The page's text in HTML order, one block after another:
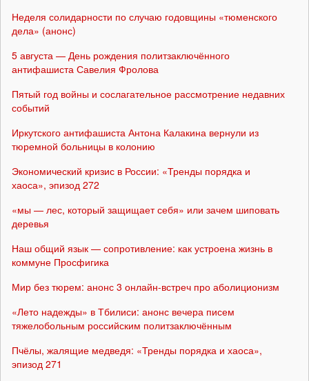
Неделя солидарности по случаю годовщины «тюменского
дела» (анонс)
5 августа — День рождения политзаключённого
антифашиста Савелия Фролова
Пятый год войны и сослагательное рассмотрение недавних
событий
Иркутского антифашиста Антона Калакина вернули из
тюремной больницы в колонию
Экономический кризис в России: «Тренды порядка и
хаоса», эпизод 272
«мы — лес, который защищает себя» или зачем шиповать
деревья
Наш общий язык — сопротивление: как устроена жизнь в
коммуне Просфигика
Мир без тюрем: анонс 3 онлайн-встреч про аболиционизм
«Лето надежды» в Тбилиси: анонс вечера писем
тяжелобольным российским политзаключённым
Пчёлы, жалящие медведя: «Тренды порядка и хаоса»,
эпизод 271